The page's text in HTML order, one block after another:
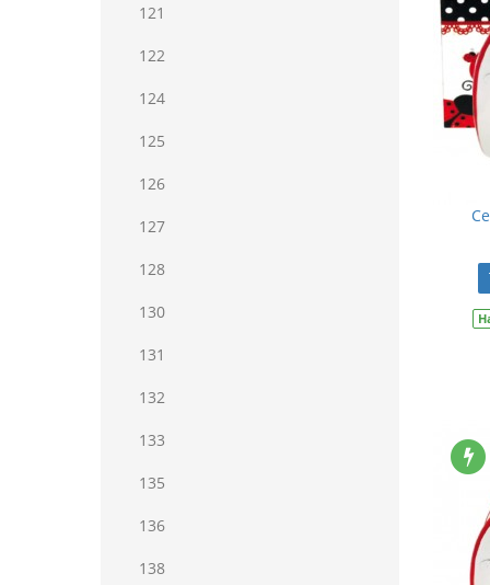
121
122
124
125
126
127
128
130
131
132
133
135
136
138